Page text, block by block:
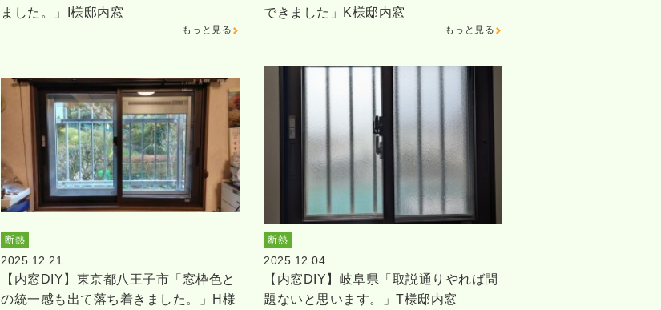
ました。」I様邸内窓
もっと見る
できました」K様邸内窓
もっと見る
断熱
2025.12.21
【内窓DIY】東京都八王子市「窓枠色と
の統一感も出て落ち着きました。」H様
断熱
2025.12.04
【内窓DIY】岐阜県「取説通りやれば問
題ないと思います。」T様邸内窓